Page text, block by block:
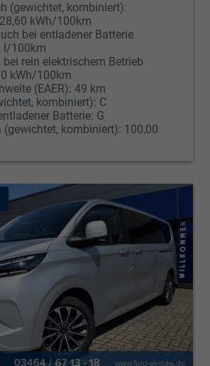
(gewichtet, kombiniert):
kWh/100km
bei entladener Batterie
l/100km
rein elektrischem Betrieb
kWh/100km
(EAER): 49 km
kombiniert): C
Batterie: G
(gewichtet, kombiniert): 100,00